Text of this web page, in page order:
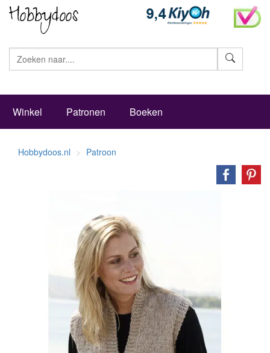
Winkel Patronen Boeken
Hobbydoos.nl Patroon